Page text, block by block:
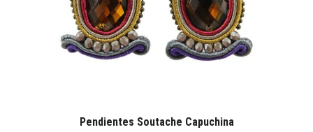
Pendientes Soutache Capuchina